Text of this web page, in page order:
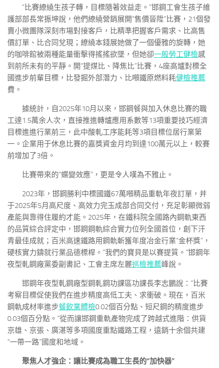
“比賽繚繞生孩子轉，目標隨著效益走。”邯鋼工會生孩子維
護部部長常振坤說，他們繚繞營銷展開“售價晉陞”比賽，21個發
賣小微團隊深刻市場對接客戶，比精準把握客戶需求、比高售
價訂單、比合同兌現；繚繞本錢展她做了一個優雅的旋轉，她
的咖啡館被兩種能量衝擊得搖搖欲墜，但她卻一般勞工健檢感
到前所未有的平靜。開“提煤比、降焦比”比賽，4座高爐對標全
國進步前輩目標，比發掘外部潛力、比噸鐵原燃料耗健檢推薦
費。
據統計，自2025年10月以來，邯鋼餐與加入休息比賽的職
工達1.5萬余人次，直接推進轉爐應用系數等13項重要技巧經濟
目標進進行業前三，此中酸軋工序能耗等3項目標位居行業第
一。企業用于休息比賽的嘉獎資金月均到達100萬元以上，較賽
前增加了3倍。
比賽帶來的“蝶變效應”，更是令人嘆為不雅止。
2023年，邯鋼勝利中標國鐵67萬噸精品重軌年夜訂單，并
于2025年5月高尺度、高效力完玉成部合同交付，充足彰顯微弱
產能與靠得住履約才能。2025年，在鐵科院全國路內鋼軌東西
的品質綜合評定中，邯鋼鋼軌綜合實力位列全國首位，創下汗
青最佳成就；百米高速鐵路用鋼軌斬獲年度冶金行業“金杯獎”，
硬核實力鑄就行業品德標桿。“我們的寶貝是以賽提質。”邯鋼年
夜型軋鋼廠黨委副書記、工會主席左麗巡檢推薦峰說。
邯鋼年夜型軋鋼廠型鋼軋鋼功課區功課長李志鵬說：“比賽
考察目標促使我們在進步精度高低工夫、求衝破。現在，百米
鋼軌成材率進步餐飲業體檢0.02個百分點、短尺鋼的精度進步
0.03個百分點。”從而讓邯鋼重軌產物完成了跨越式進階：供貨
京雄、京張、廣湛等多項國度重點鐵路工程，遠銷十余個共建
“一帶一路”國度和地域。
聚焦人才強企： 讓比賽成為職工生長的“加快器”